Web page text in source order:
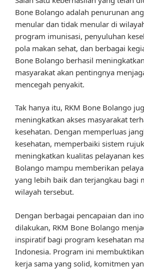
Bone Bolango adalah penurunan
menular dan tidak menular di
program imunisasi, penyuluhan
pola makan sehat, dan berbagai
Bone Bolango berhasil
masyarakat akan pentingnya
mencegah penyakit.
Tak hanya itu, RKM Bone Bolango
meningkatkan akses masyarakat
kesehatan. Dengan memperluas
kesehatan, memperbaiki sistem
meningkatkan kualitas pelayanan
Bolango mampu memberikan
yang lebih baik dan terjangkau bagi
wilayah tersebut.
Dengan berbagai pencapaian dan
dilakukan, RKM Bone Bolango
inspiratif bagi program kesehatan
Indonesia. Program ini
kerja sama yang solid, komitmen